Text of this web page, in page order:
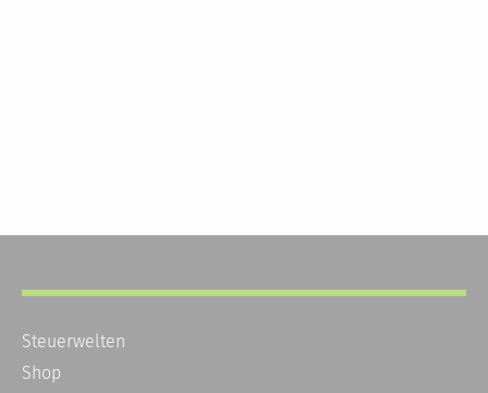
Steuerwelten
Shop